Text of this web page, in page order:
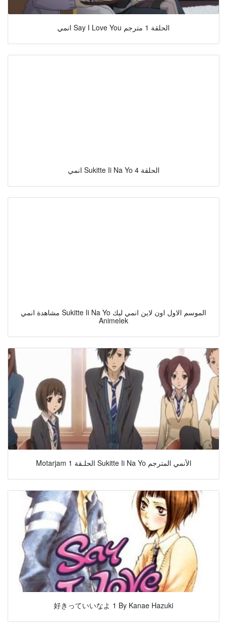
انمي Say I Love You الحلقة 1 مترجم
انمي Sukitte Ii Na Yo الحلقة 4
مشاهدة انمي Sukitte Ii Na Yo الموسم الاول اون لاين انمي ليك
Animelek
Motarjam الحلـقة 1 Sukitte Ii Na Yo الأنمي المترجم
好きっていいなよ 1 By Kanae Hazuki